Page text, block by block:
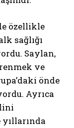
özellikle
sağlığı
Saylan,
ve
önde
Ayrıca